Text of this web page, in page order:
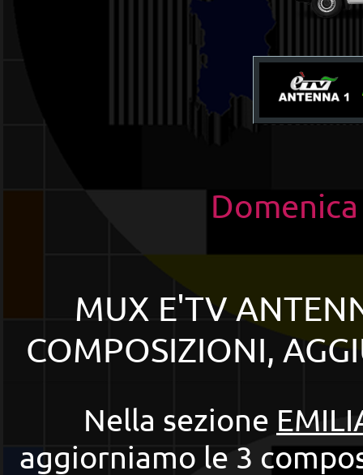
MUX E'TV
COMPOSIZIONI,
Nella sezione
aggiorniamo le 3